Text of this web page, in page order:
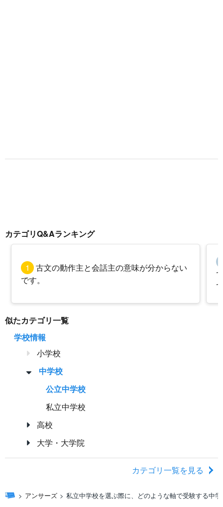
カテゴリQ&Aランキング
1
古文の動作主と会話主の意味が分からない
です。
似たカテゴリ一覧
学校情報
小学校
中学校
公立中学校
私立中学校
高校
大学・大学院
カテゴリ一覧を見る
アンサーズ 私立中学校を選ぶ際に、どのような軸で受験する中